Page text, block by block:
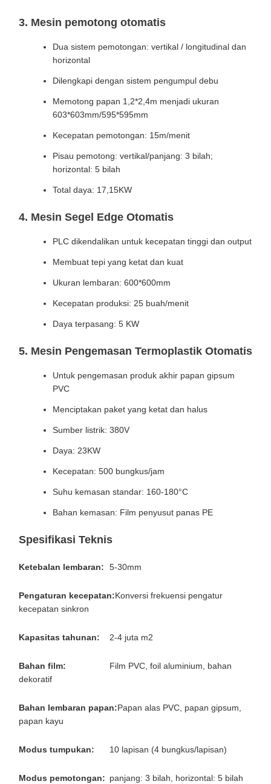
3. Mesin pemotong otomatis
Dua sistem pemotongan: vertikal / longitudinal dan
horizontal
Dilengkapi dengan sistem pengumpul debu
Memotong papan 1,2*2,4m menjadi ukuran
603*603mm/595*595mm
Kecepatan pemotongan: 15m/menit
Pisau pemotong: vertikal/panjang: 3 bilah;
horizontal: 5 bilah
Total daya: 17,15KW
4. Mesin Segel Edge Otomatis
PLC dikendalikan untuk kecepatan tinggi dan output
Membuat tepi yang ketat dan kuat
Ukuran lembaran: 600*600mm
Kecepatan produksi: 25 buah/menit
Daya terpasang: 5 KW
5. Mesin Pengemasan Termoplastik Otomatis
Untuk pengemasan produk akhir papan gipsum
PVC
Menciptakan paket yang ketat dan halus
Sumber listrik: 380V
Daya: 23KW
Kecepatan: 500 bungkus/jam
Suhu kemasan standar: 160-180°C
Bahan kemasan: Film penyusut panas PE
Spesifikasi Teknis
Ketebalan lembaran: 5-30mm
Pengaturan kecepatan:Konversi frekuensi pengatur
kecepatan sinkron
Kapasitas tahunan: 2-4 juta m2
Bahan film:
Film PVC, foil aluminium, bahan
dekoratif
Bahan lembaran papan:Papan alas PVC, papan gipsum,
papan kayu
Modus tumpukan: 10 lapisan (4 bungkus/lapisan)
Modus pemotongan: panjang: 3 bilah, horizontal: 5 bilah